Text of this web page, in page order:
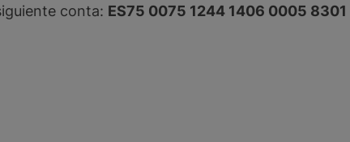
conta: ES75 0075 1244 1406 0005 8301